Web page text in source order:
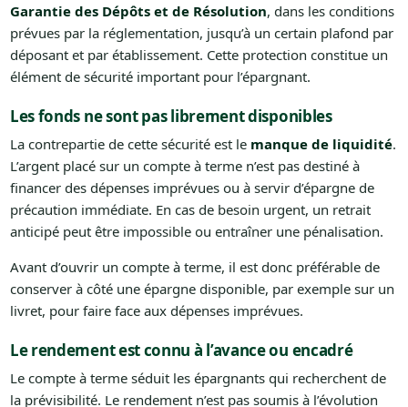
Garantie des Dépôts et de Résolution, dans les conditions
prévues par la réglementation, jusqu’à un certain plafond par
déposant et par établissement. Cette protection constitue un
élément de sécurité important pour l’épargnant.
Les fonds ne sont pas librement disponibles
La contrepartie de cette sécurité est le manque de liquidité.
L’argent placé sur un compte à terme n’est pas destiné à
financer des dépenses imprévues ou à servir d’épargne de
précaution immédiate. En cas de besoin urgent, un retrait
anticipé peut être impossible ou entraîner une pénalisation.
Avant d’ouvrir un compte à terme, il est donc préférable de
conserver à côté une épargne disponible, par exemple sur un
livret, pour faire face aux dépenses imprévues.
Le rendement est connu à l’avance ou encadré
Le compte à terme séduit les épargnants qui recherchent de
la prévisibilité. Le rendement n’est pas soumis à l’évolution